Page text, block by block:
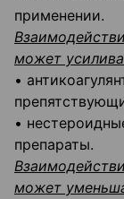
применении.
может
•
•
препараты.
может